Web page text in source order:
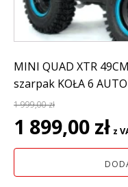
MINI QUAD XTR
szarpak KOŁA 6
1 999,00zł
Pierwotna
cena
wynosiła:
1 899,00 zł
1
z